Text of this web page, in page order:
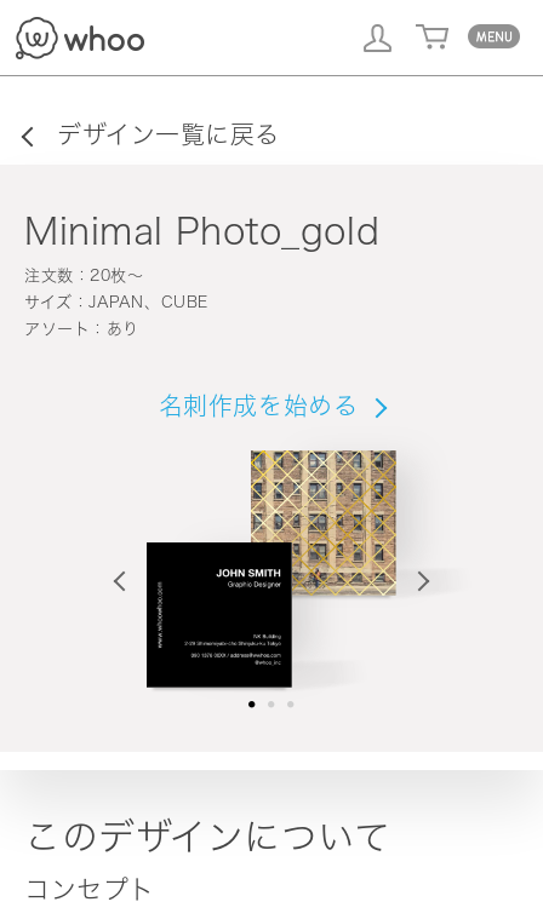
デザイン一覧に戻る
Minimal Photo_gold
注文数：20枚〜
サイズ：JAPAN、CUBE
アソート：あり
名刺作成を始める
このデザインについて
コンセプト